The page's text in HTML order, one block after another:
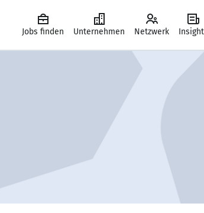
Jobs finden Unternehmen Netzwerk